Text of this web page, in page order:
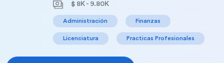
$ 8K - 9.80K
Administración Finanzas
Licenciatura Practicas Profesionales